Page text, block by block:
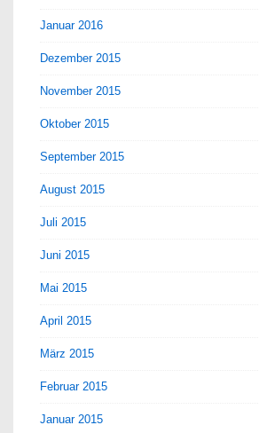
Januar 2016
Dezember 2015
November 2015
Oktober 2015
September 2015
August 2015
Juli 2015
Juni 2015
Mai 2015
April 2015
März 2015
Februar 2015
Januar 2015